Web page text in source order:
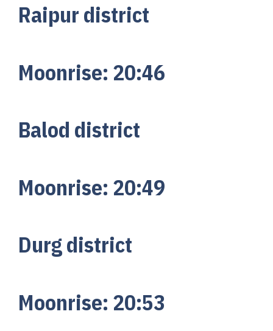
Raipur district
Moonrise: 20:46
Balod district
Moonrise: 20:49
Durg district
Moonrise: 20:53